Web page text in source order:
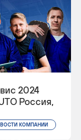
2024
Россия,
КОМПАНИИ